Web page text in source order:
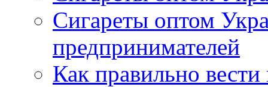
Сигареты оптом
предпринимателей
Как правильно